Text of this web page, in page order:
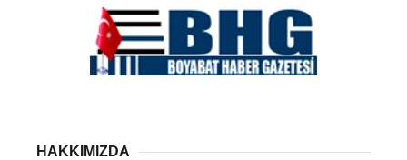
HAKKIMIZDA